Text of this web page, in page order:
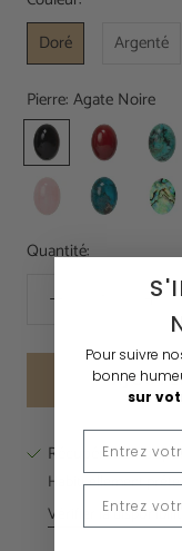
Doré
Argenté
Pierre: Agate Noire
Agate
Noire
Cornaline Jaspe
Africain
Quartz
Rose
TurquoiseNacre
Abalone
Quantité:
Récupération
Habituellement
Vérifier la
Pour suivre
bonne
sur